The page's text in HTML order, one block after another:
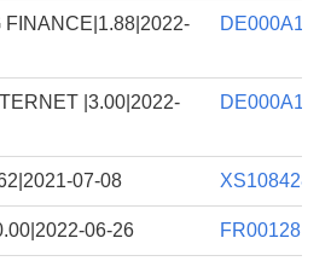
FINANCE|1.88|2022-
|3.00|2022-
07-08
06-26